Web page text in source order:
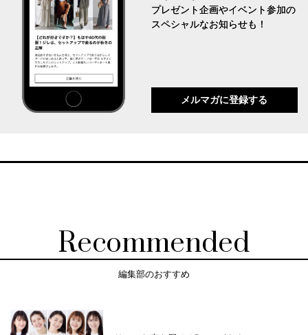
プレゼント企画やイベント参加の
スペシャルなお知らせも！
メルマガに登録する
Recommended
編集部のおすすめ